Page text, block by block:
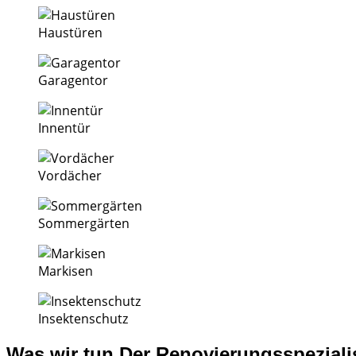
Haustüren
Garagentor
Innentür
Vordächer
Sommergärten
Markisen
Insektenschutz